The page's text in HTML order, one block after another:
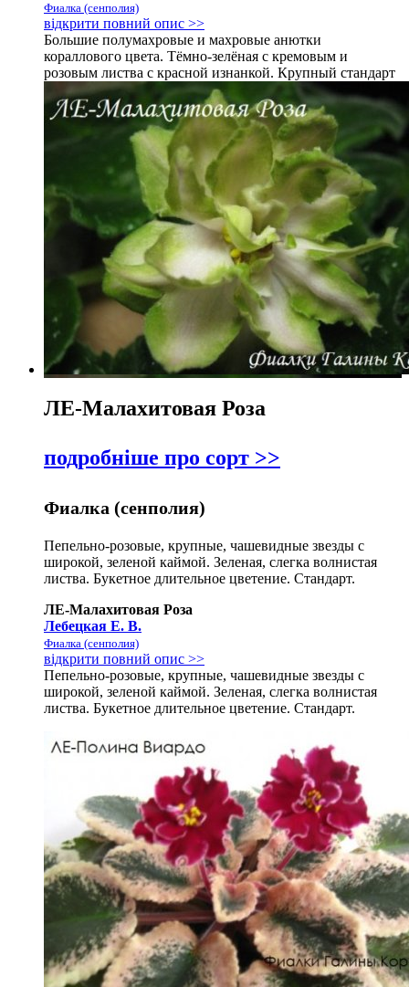
Фиалка (сенполия)
відкрити повний опис >>
Большие полумахровые и махровые анютки
кораллового цвета. Тёмно-зелёная с кремовым и
розовым листва с красной изнанкой. Крупный стандарт
ЛЕ-Малахитовая Роза
подробніше про сорт >>
Фиалка (сенполия)
Пепельно-розовые, крупные, чашевидные звезды с
широкой, зеленой каймой. Зеленая, слегка волнистая
листва. Букетное длительное цветение. Стандарт.
ЛЕ-Малахитовая Роза
Лебецкая Е. В.
Фиалка (сенполия)
відкрити повний опис >>
Пепельно-розовые, крупные, чашевидные звезды с
широкой, зеленой каймой. Зеленая, слегка волнистая
листва. Букетное длительное цветение. Стандарт.